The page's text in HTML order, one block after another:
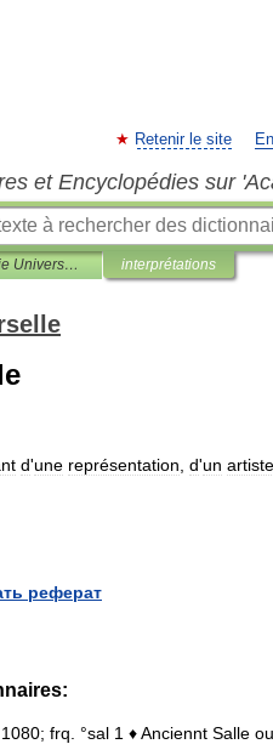
Retenir le site
et Encyclopédies sur
Encyclopédie Universelle interprétations
d'une représentation d'un artiste
реферат
frq. °sal 1 ♦ Anciennt Salle